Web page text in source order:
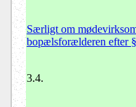
Særligt om
bopælsforælderen efter
3.4.